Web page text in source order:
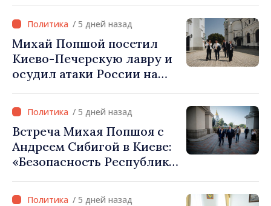
власть талибов. Одобрение
этого визита было ошибкой
в оценке и
межведомственной
координации»
/ 5 дней назад
Михай Попшой посетил
Киево-Печерскую лавру и
осудил атаки России на
Украины
/ 5 дней назад
Встреча Михая Попшоя с
Андреем Сибигой в Киеве:
«Безопасность Республики
безопасностью Украины»
/ 5 дней назад